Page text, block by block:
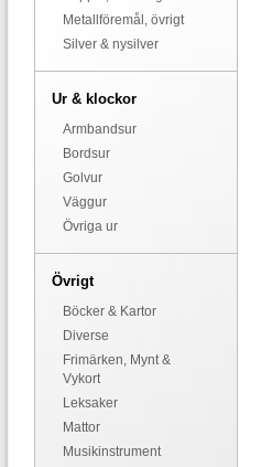
Metallföremål, övrigt
Silver & nysilver
Ur & klockor
Armbandsur
Bordsur
Golvur
Väggur
Övriga ur
Övrigt
Böcker & Kartor
Diverse
Frimärken, Mynt &
Vykort
Leksaker
Mattor
Musikinstrument